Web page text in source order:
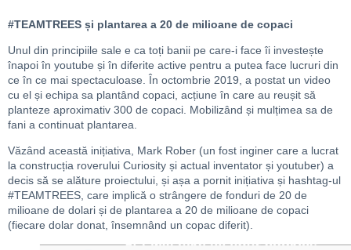
#TEAMTREES și plantarea a 20 de milioane de copaci
Unul din principiile sale e ca toți banii pe care-i face îi investește
înapoi în youtube și în diferite active pentru a putea face lucruri din
ce în ce mai spectaculoase. În octombrie 2019, a postat un video
cu el și echipa sa plantând copaci, acțiune în care au reușit să
planteze aproximativ 300 de copaci. Mobilizând și mulțimea sa de
fani a continuat plantarea.
Văzând această inițiativa, Mark Rober (un fost inginer care a lucrat
la construcția roverului Curiosity și actual inventator și youtuber) a
decis să se alăture proiectului, și așa a pornit inițiativa și hashtag-ul
#TEAMTREES, care implică o strângere de fonduri de 20 de
milioane de dolari și de plantarea a 20 de milioane de copaci
(fiecare dolar donat, însemnând un copac diferit).